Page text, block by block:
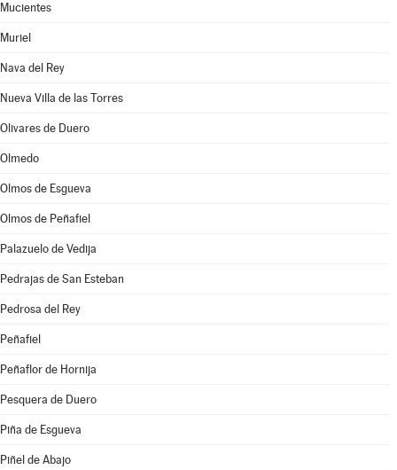
Mucientes
Muriel
Nava del Rey
Nueva Villa de las Torres
Olivares de Duero
Olmedo
Olmos de Esgueva
Olmos de Peñafiel
Palazuelo de Vedija
Pedrajas de San Esteban
Pedrosa del Rey
Peñafiel
Peñaflor de Hornija
Pesquera de Duero
Piña de Esgueva
Piñel de Abajo